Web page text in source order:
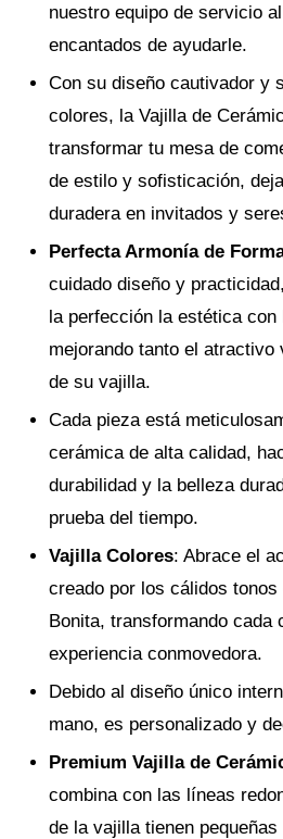
nuestro equipo de servicio
encantados de ayudarle.
Con su diseño cautivador y
colores, la Vajilla de
transformar tu mesa de
de estilo y sofisticación,
duradera en invitados y
Perfecta Armonía de
cuidado diseño y
la perfección la estética con
mejorando tanto el
de su vajilla.
Cada pieza está
cerámica de alta calidad,
durabilidad y la belleza
prueba del tiempo.
Vajilla Colores: Abrace el
creado por los cálidos
Bonita, transformando cada
experiencia conmovedora.
Debido al diseño único
mano, es personalizado y
Premium Vajilla de
combina con las líneas
de la vajilla tienen